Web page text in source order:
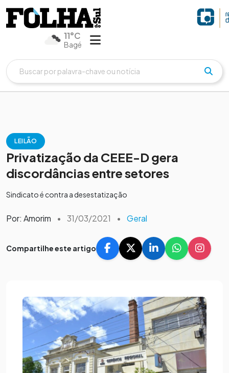
11°C
Bagé
LEILÃO
Privatização da CEEE-D gera
discordâncias entre setores
Sindicato é contra a desestatização
Por: Amorim • 31/03/2021 • Geral
Compartilhe este artigo